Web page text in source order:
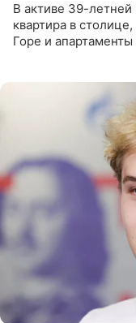
В активе 39-
квартира в
Горе и